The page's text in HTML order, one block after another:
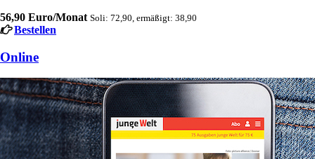
56,90 Euro/Monat Soli: 72,90, ermäßigt: 38,90
Bestellen
Online